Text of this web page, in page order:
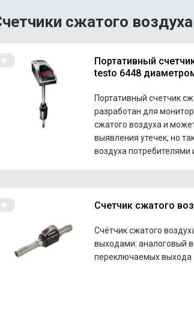
сжатого воздуха
Портативный
testo 6448
Портативный счетчик
разработан для
сжатого воздуха и
выявления утечек, но
воздуха потребителями
Счетчик сжатого
Счётчик сжатого
выходами: аналоговый
переключаемых выхода